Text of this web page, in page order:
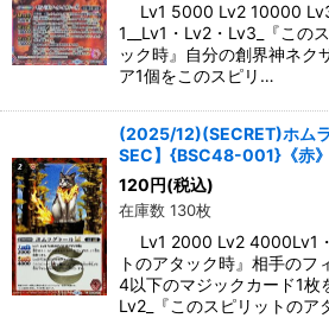
Lv1 5000 Lv2 10000 Lv3
1__Lv1・Lv2・Lv3_『この
ック時』自分の創界神ネク
ア1個をこのスピリ…
(2025/12)(SECRET)ホム
SEC】{BSC48-001}《赤》
120 円(税込)
在庫数 130枚
Lv1 2000 Lv2 4000Lv1
トのアタック時』相手のフ
4以下のマジックカード1枚
Lv2_『このスピリットのア